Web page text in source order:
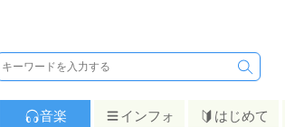
音楽 インフォ はじめて